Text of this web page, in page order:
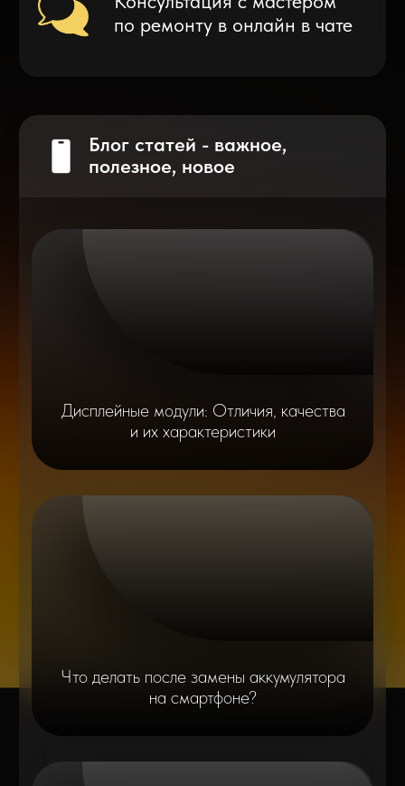
Что делать после замены аккумулятора
на смартфоне?